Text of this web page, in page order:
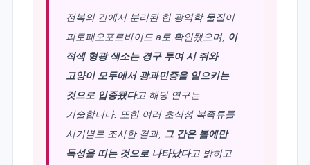
전복의 간에서 분리된 한 광역학 물질이
피로페오포르바이드 a로 확인됐으며, 이
적색 형광 색소는 경구 투여 시 쥐와
고양이 모두에서 광과민증을 일으키는
것으로 입증됐다고 해당 연구는
기술합니다. 또한 여러 초식성 복족류를
시기별로 조사한 결과, 그 간은 봄에만
독성을 띠는 것으로 나타났다고 밝히고